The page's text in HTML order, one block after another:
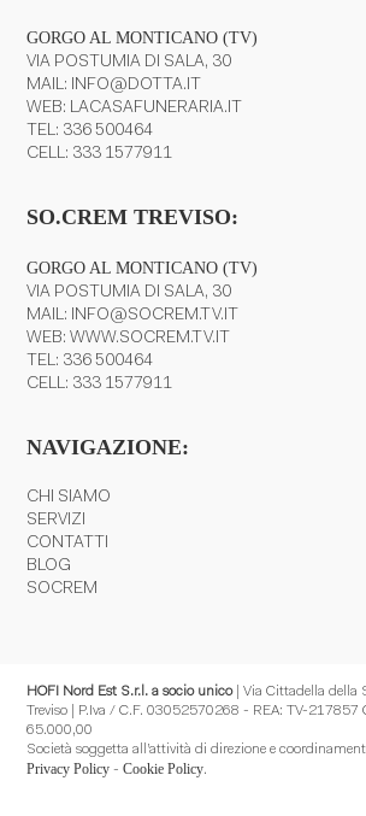
GORGO AL MONTICANO (TV)
VIA POSTUMIA DI SALA, 30
MAIL: INFO@DOTTA.IT
WEB: LACASAFUNERARIA.IT
TEL: 336 500464
CELL: 333 1577911
SO.CREM TREVISO:
GORGO AL MONTICANO (TV)
VIA POSTUMIA DI SALA, 30
MAIL: INFO@SOCREM.TV.IT
WEB:WWW.SOCREM.TV.IT
TEL: 336 500464
CELL: 333 1577911
NAVIGAZIONE:
CHI SIAMO
SERVIZI
CONTATTI
BLOG
SOCREM
HOFI Nord Est S.r.l. a socio unico| Via Cittadella della
Treviso | P.Iva / C.F. 03052570268 - REA: TV-217857
65.000,00
Società soggetta all’attività di direzione e
Privacy Policy -Cookie Policy.